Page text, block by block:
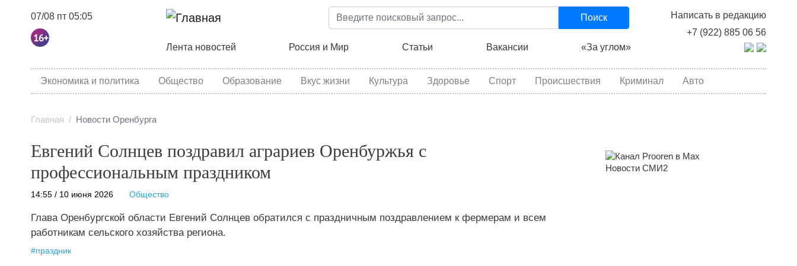
Перейти
к
содержанию
07/08 пт 05:05
Написать в редакцию
+7 (922) 885 06 56
Поиск
Основная навигация
Лента новостей Россия и Мир Статьи Вакансии «За углом»
category menu
Экономика и политика Общество Образование Вкус жизни Культура Здоровье Спорт Происшествия Криминал Авто
Главная Новости Оренбурга
Евгений Солнцев поздравил аграриев Оренбуржья с
профессиональным праздником
14:55 / 10 июня 2026 Общество
Глава Оренбургской области Евгений Солнцев обратился с праздничным поздравлением к фермерам и всем
работникам сельского хозяйства региона.
#праздник
Новости СМИ2